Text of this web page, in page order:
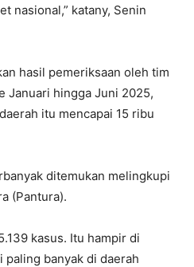
nasional,” katany, Senin
hasil pemeriksaan oleh tim
Januari hingga Juni 2025,
itu mencapai 15 ribu
ditemukan melingkupi
(Pantura).
kasus. Itu hampir di
paling banyak di daerah